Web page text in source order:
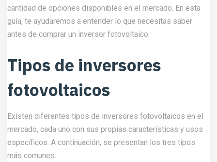
cantidad de opciones disponibles en el mercado. En esta
guía, te ayudaremos a entender lo que necesitas saber
antes de comprar un inversor fotovoltaico.
Tipos de inversores
fotovoltaicos
Existen diferentes tipos de inversores fotovoltaicos en el
mercado, cada uno con sus propias características y usos
específicos. A continuación, se presentan los tres tipos
más comunes: